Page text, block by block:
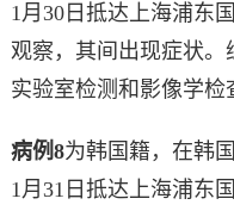
1月30日抵达上海浦东
观察，其间出现症状。
实验室检测和影像学检
病例8为韩国籍，在韩
1月31日抵达上海浦东